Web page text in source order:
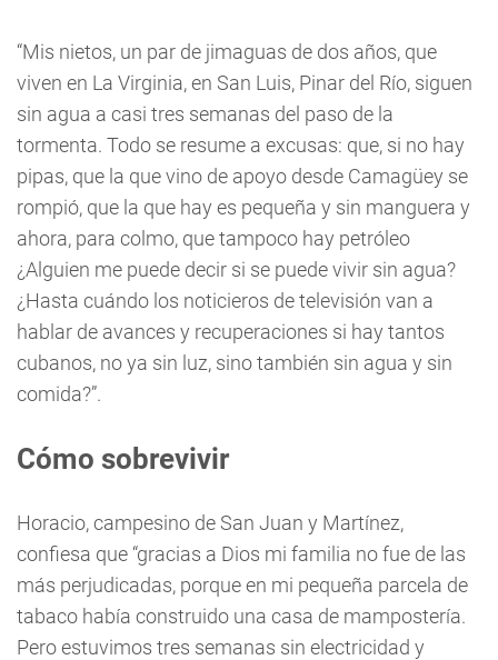
“Mis nietos, un par de jimaguas de dos años, que
viven en La Virginia, en San Luis, Pinar del Río, siguen
sin agua a casi tres semanas del paso de la
tormenta. Todo se resume a excusas: que, si no hay
pipas, que la que vino de apoyo desde Camagüey se
rompió, que la que hay es pequeña y sin manguera y
ahora, para colmo, que tampoco hay petróleo
¿Alguien me puede decir si se puede vivir sin agua?
¿Hasta cuándo los noticieros de televisión van a
hablar de avances y recuperaciones si hay tantos
cubanos, no ya sin luz, sino también sin agua y sin
comida?”.
Cómo sobrevivir
Horacio, campesino de San Juan y Martínez,
confiesa que “gracias a Dios mi familia no fue de las
más perjudicadas, porque en mi pequeña parcela de
tabaco había construido una casa de mampostería.
Pero estuvimos tres semanas sin electricidad y